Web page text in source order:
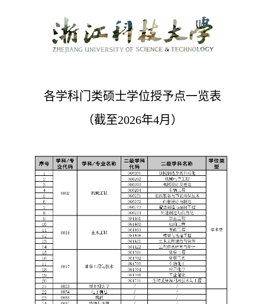
各学科门类硕士学位授予点一览表
（截至2026年4月）